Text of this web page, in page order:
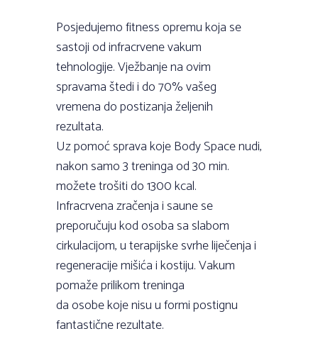
Posjedujemo fitness opremu koja se
sastoji od infracrvene vakum
tehnologije. Vježbanje na ovim
spravama štedi i do 70% vašeg
vremena do postizanja željenih
rezultata.
Uz pomoć sprava koje Body Space nudi,
nakon samo 3 treninga od 30 min.
možete trošiti do 1300 kcal.
Infracrvena zračenja i saune se
preporučuju kod osoba sa slabom
cirkulacijom, u terapijske svrhe liječenja i
regeneracije mišića i kostiju. Vakum
pomaže prilikom treninga
da osobe koje nisu u formi postignu
fantastične rezultate.